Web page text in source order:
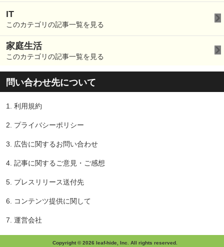
IT
このカテゴリの記事一覧を見る
家庭生活
このカテゴリの記事一覧を見る
問い合わせ先について
1. 利用規約
2. プライバシーポリシー
3. 広告に関するお問い合わせ
4. 記事に関するご意見・ご感想
5. プレスリリース送付先
6. コンテンツ提供に関して
7. 運営会社
Copyright © 2026 leaf-hide, Inc. All rights reserved.